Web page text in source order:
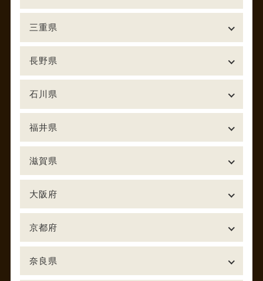
三重県
長野県
石川県
福井県
滋賀県
大阪府
京都府
奈良県